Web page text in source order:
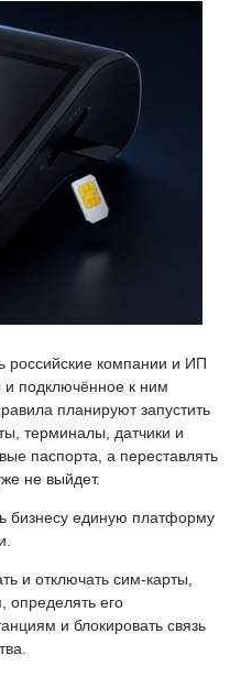
компании и ИП
и подключённое к ним
планируют запустить
терминалы, датчики и
паспорта, а переставлять
не выйдет.
бизнесу единую платформу
и отключать сим-карты,
определять его
и блокировать связь